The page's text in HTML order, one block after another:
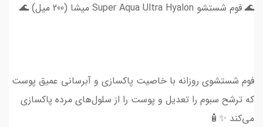
🌊 فوم شستشو Super Aqua Ultra Hyalon میشا (200 میل) 🌊
فوم شستشوی روزانه با خاصیت پاکسازی و آبرسانی عمیق پوست
که ترشح سبوم را تعدیل و پوست را از سلول‌های مرده پاکسازی
می‌کند ✨🧴